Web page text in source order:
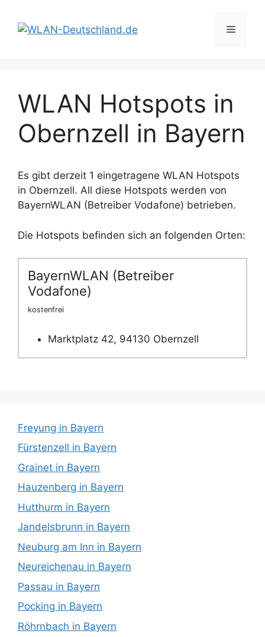
Inhalt
springen
Menü
WLAN Hotspots in
Obernzell in Bayern
Es gibt derzeit 1 eingetragene WLAN Hotspots
in Obernzell. All diese Hotspots werden von
BayernWLAN (Betreiber Vodafone) betrieben.
Die Hotspots befinden sich an folgenden Orten:
BayernWLAN (Betreiber
Vodafone)
kostenfrei
Marktplatz 42, 94130 Obernzell
Freyung in Bayern
Fürstenzell in Bayern
Grainet in Bayern
Hauzenberg in Bayern
Hutthurm in Bayern
Jandelsbrunn in Bayern
Neuburg am Inn in Bayern
Neureichenau in Bayern
Passau in Bayern
Pocking in Bayern
Röhrnbach in Bayern